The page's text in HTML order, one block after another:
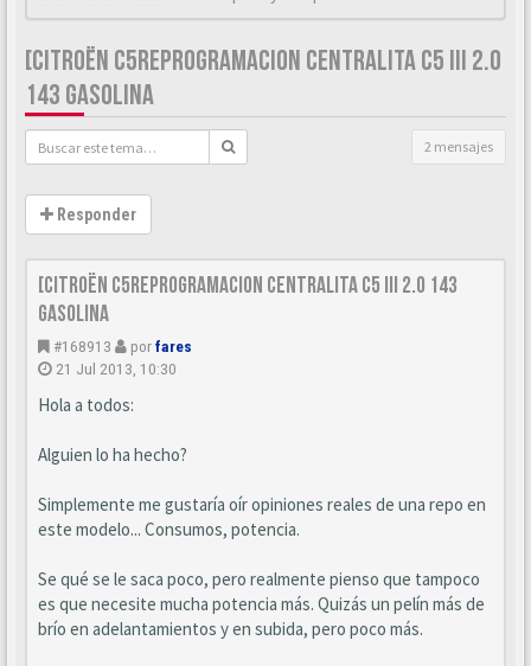
[CITROËN C5REPROGRAMACION CENTRALITA C5 III 2.0
143 GASOLINA
2 mensajes
Responder
[Citroën C5Reprogramacion centralita C5 III 2.0 143
Gasolina
#168913 porfares
21 Jul 2013, 10:30
Hola a todos:
Alguien lo ha hecho?
Simplemente me gustaría oír opiniones reales de una repo en
este modelo... Consumos, potencia.
Se qué se le saca poco, pero realmente pienso que tampoco
es que necesite mucha potencia más. Quizás un pelín más de
brío en adelantamientos y en subida, pero poco más.